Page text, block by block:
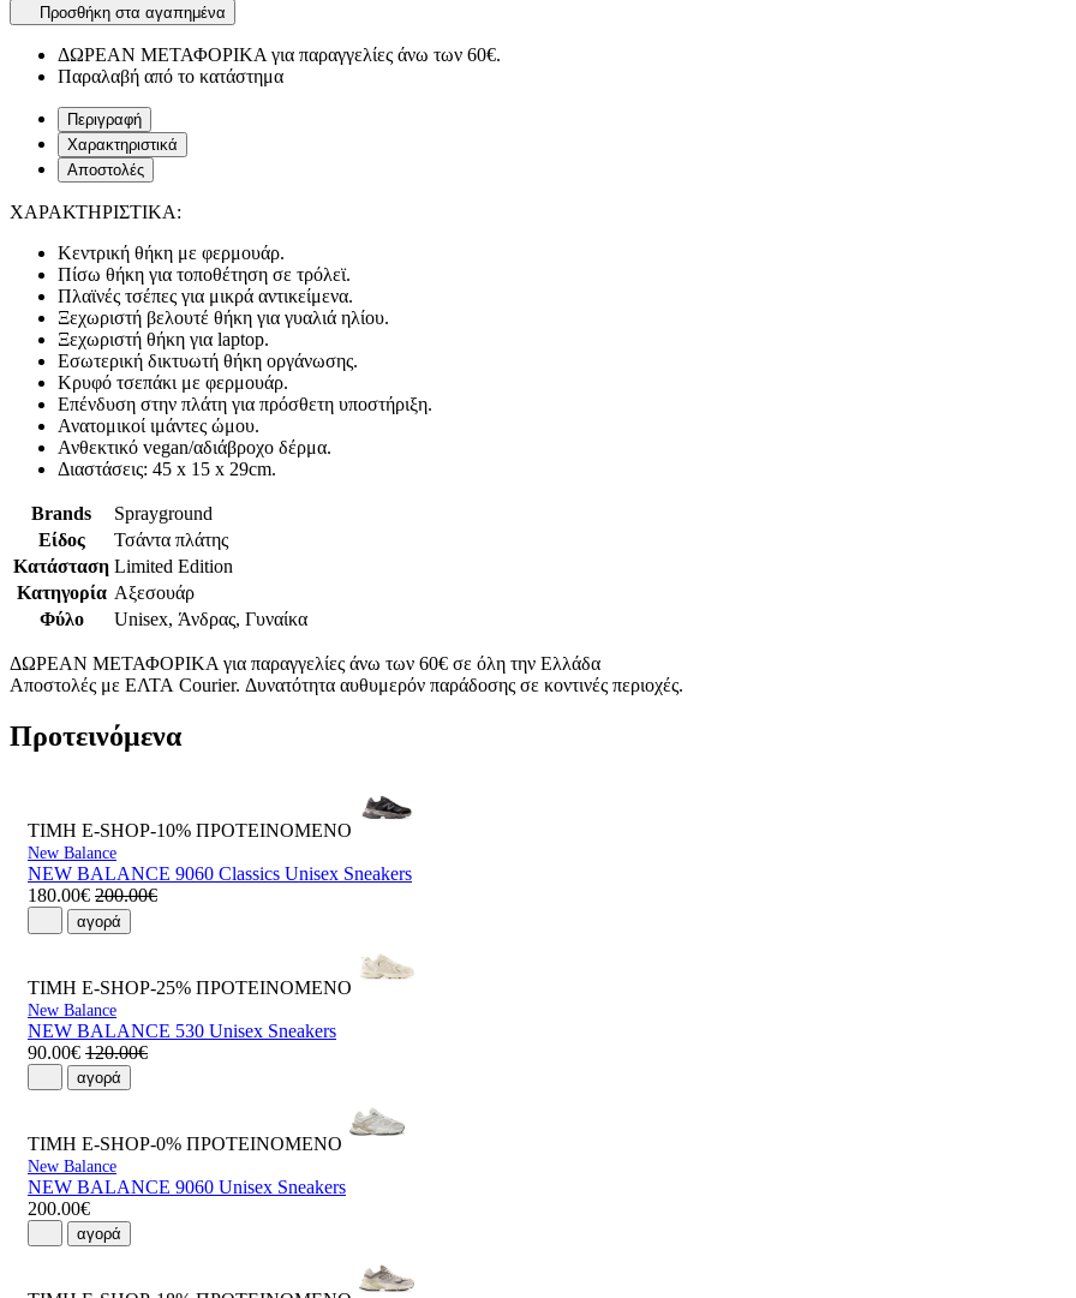
Προσθήκη στα αγαπημένα
ΔΩΡΕΑΝ ΜΕΤΑΦΟΡΙΚΑ για παραγγελίες άνω των 60€.
Παραλαβή από το κατάστημα
Περιγραφή
Χαρακτηριστικά
Αποστολές
ΧΑΡΑΚΤΗΡΙΣΤΙΚΑ:
Κεντρική θήκη με φερμουάρ.
Πίσω θήκη για τοποθέτηση σε τρόλεϊ.
Πλαϊνές τσέπες για μικρά αντικείμενα.
Ξεχωριστή βελουτέ θήκη για γυαλιά ηλίου.
Ξεχωριστή θήκη για laptop.
Εσωτερική δικτυωτή θήκη οργάνωσης.
Κρυφό τσεπάκι με φερμουάρ.
Επένδυση στην πλάτη για πρόσθετη υποστήριξη.
Ανατομικοί ιμάντες ώμου.
Ανθεκτικό vegan/αδιάβροχο δέρμα.
Διαστάσεις: 45 x 15 x 29cm.
Brands
Sprayground
Είδος
Τσάντα πλάτης
Κατάσταση Limited Edition
Κατηγορία Αξεσουάρ
Φύλο
Unisex, Άνδρας, Γυναίκα
ΔΩΡΕΑΝ ΜΕΤΑΦΟΡΙΚΑ για παραγγελίες άνω των 60€ σε όλη την Ελλάδα
Αποστολές με ΕΛΤΑ Courier. Δυνατότητα αυθυμερόν παράδοσης σε κοντινές περιοχές.
Προτεινόμενα
ΤΙΜΗ E-SHOP-10% ΠΡΟΤΕΙΝΟΜΕΝΟ
New Balance
NEW BALANCE 9060 Classics Unisex Sneakers
180.00€ 200.00€
αγορά
ΤΙΜΗ E-SHOP-25% ΠΡΟΤΕΙΝΟΜΕΝΟ
New Balance
NEW BALANCE 530 Unisex Sneakers
90.00€ 120.00€
αγορά
ΤΙΜΗ E-SHOP-0% ΠΡΟΤΕΙΝΟΜΕΝΟ
New Balance
NEW BALANCE 9060 Unisex Sneakers
200.00€
αγορά